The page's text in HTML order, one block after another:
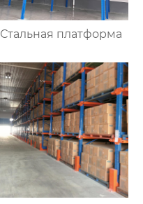
Стальная платформа